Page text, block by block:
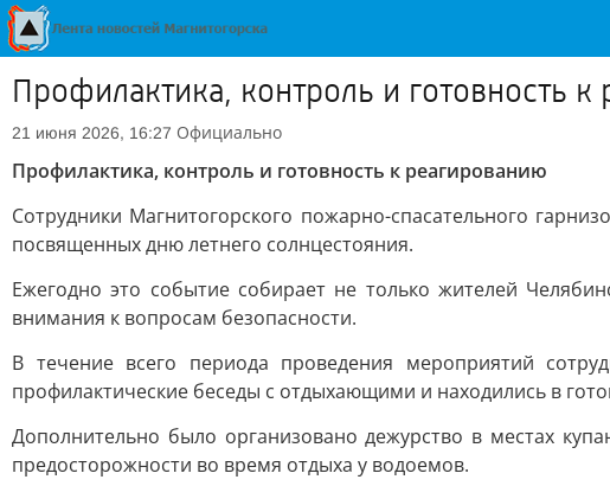
Профилактика, контроль и готовность к
21 июня 2026, 16:27 Официально
Профилактика, контроль и готовность к реагированию
Сотрудники Магнитогорского пожарно-спасательного
посвященных дню летнего солнцестояния.
Ежегодно это событие собирает не только жителей
внимания к вопросам безопасности.
В течение всего периода проведения мероприятий
профилактические беседы с отдыхающими и находились в
Дополнительно было организовано дежурство в местах
предосторожности во время отдыха у водоемов.